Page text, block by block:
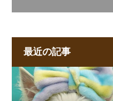
最近の記事